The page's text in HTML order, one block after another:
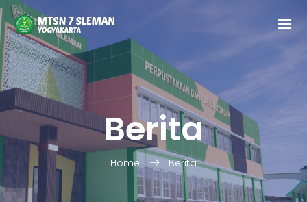
Berita
Home Berita